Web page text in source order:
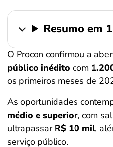
Resumo em
O Procon confirmou a
público inédito com
os primeiros meses de
As oportunidades
médio e superior, com
ultrapassar R$ 10 mil,
serviço público.